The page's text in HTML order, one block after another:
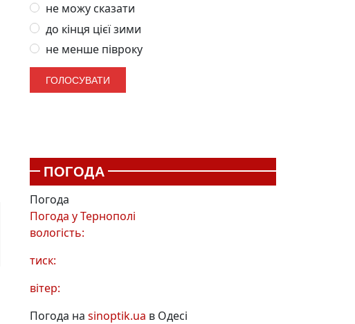
не можу сказати
до кінця цієї зими
не менше півроку
ПОГОДА
Погода
Погода уТернополі
вологість:
тиск:
вітер:
Погода на sinoptik.ua в Одесі